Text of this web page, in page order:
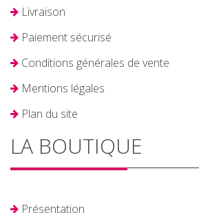
Livraison
Paiement sécurisé
Conditions générales de vente
Mentions légales
Plan du site
LA BOUTIQUE
Présentation